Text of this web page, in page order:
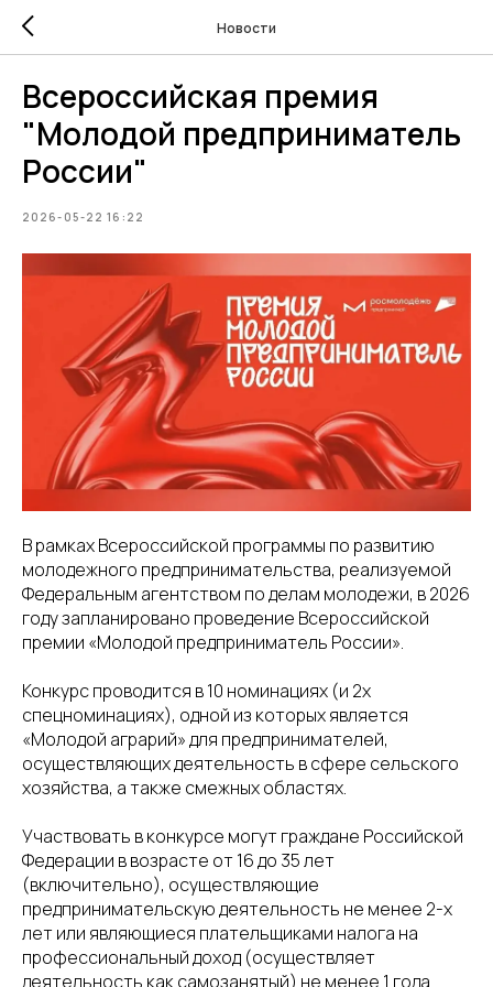
Новости
Всероссийская премия
"Молодой предприниматель
России"
2026-05-22 16:22
В рамках Всероссийской программы по развитию
молодежного предпринимательства, реализуемой
Федеральным агентством по делам молодежи, в 2026
году запланировано проведение Всероссийской
премии «Молодой предприниматель России».
Конкурс проводится в 10 номинациях (и 2х
спецноминациях), одной из которых является
«Молодой аграрий» для предпринимателей,
осуществляющих деятельность в сфере сельского
хозяйства, а также смежных областях.
Участвовать в конкурсе могут граждане Российской
Федерации в возрасте от 16 до 35 лет
(включительно), осуществляющие
предпринимательскую деятельность не менее 2-х
лет или являющиеся плательщиками налога на
профессиональный доход (осуществляет
деятельность как самозанятый) не менее 1 года.